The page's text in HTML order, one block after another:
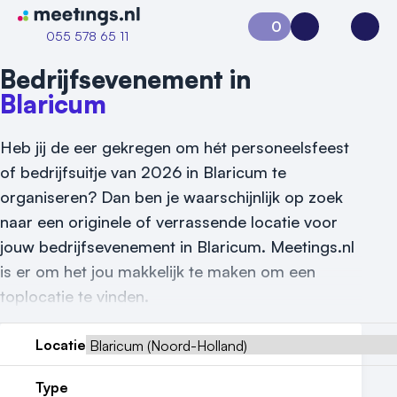
Naar home van Meetings
055 578 65 11
Vraag locatie aan
Locatiegids
Meld locatie aan
0
Aanvraag 0Inloggen
Bedrijfsevenement in
Blaricum
Heb jij de eer gekregen om hét personeelsfeest
of bedrijfsuitje van 2026 in Blaricum te
organiseren? Dan ben je waarschijnlijk op zoek
naar een originele of verrassende locatie voor
jouw bedrijfsevenement in Blaricum. Meetings.nl
is er om het jou makkelijk te maken om een
toplocatie te vinden.
Locatie
Type